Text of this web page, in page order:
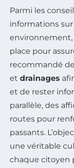
Parmi les
informations sur
environnement,
place pour
recommandé
et drainages
et de rester
parallèle, des
routes pour
passants.
une véritable
chaque citoyen